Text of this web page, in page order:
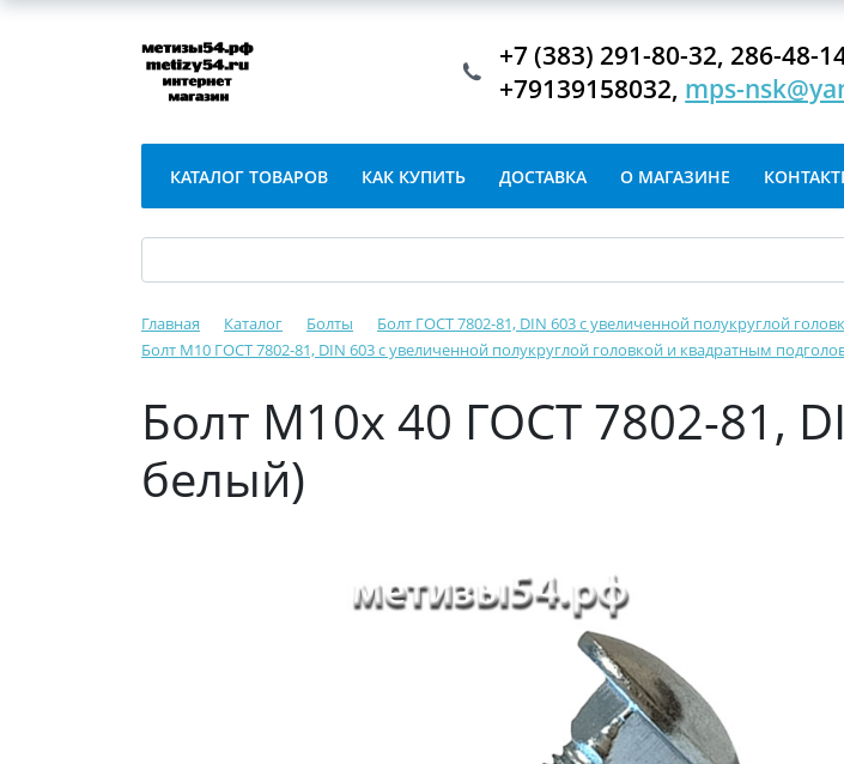
+7 (383) 291-80-32, 286-48-
+79139158032, mps-
КАТАЛОГ ТОВАРОВ КАК КУПИТЬ ДОСТАВКА О МАГАЗИНЕ
Главная Каталог Болты
Болт ГОСТ 7802-81, DIN 603 с увеличенной полукруглой
Болт М10 ГОСТ 7802-81, DIN 603 с увеличенной полукруглой головкой и квадратным
Болт М10х 40 ГОСТ 7802-81,
белый)